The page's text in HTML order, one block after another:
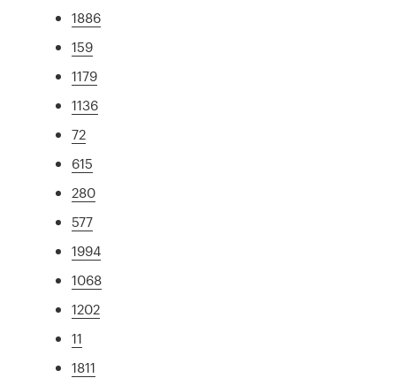
1886
159
1179
1136
72
615
280
577
1994
1068
1202
11
1811